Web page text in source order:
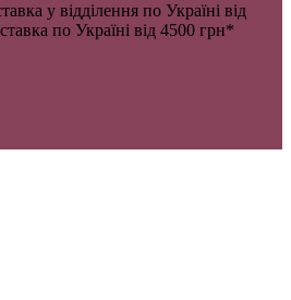
у відділення по Україні від
по Україні від 4500 грн*